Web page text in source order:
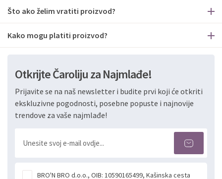
Što ako želim vratiti proizvod?
Kako mogu platiti proizvod?
Otkrijte Čaroliju za Najmlađe!
Prijavite se na naš newsletter i budite prvi koji će otkriti
ekskluzivne pogodnosti, posebne popuste i najnovije
trendove za vaše najmlađe!
BRO'N BRO d.o.o., OIB: 10590165499, Kašinska cesta